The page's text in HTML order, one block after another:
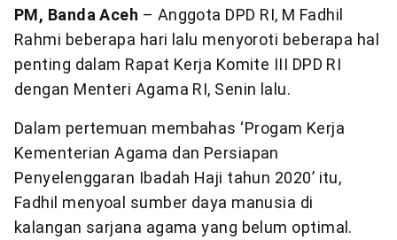
PM, Banda Aceh – Anggota DPD RI, M Fadhil
Rahmi beberapa hari lalu menyoroti beberapa hal
penting dalam Rapat Kerja Komite III DPD RI
dengan Menteri Agama RI, Senin lalu.
Dalam pertemuan membahas ‘Progam Kerja
Kementerian Agama dan Persiapan
Penyelenggaran Ibadah Haji tahun 2020’ itu,
Fadhil menyoal sumber daya manusia di
kalangan sarjana agama yang belum optimal.